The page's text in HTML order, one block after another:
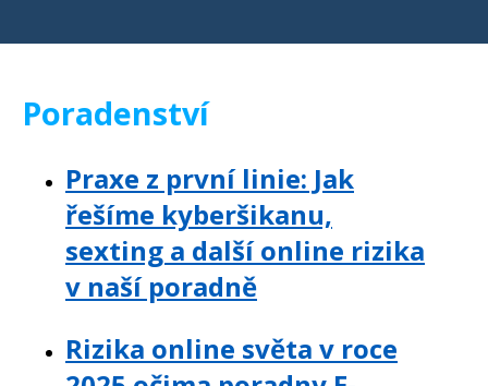
Poradenství
Praxe z první linie: Jak
řešíme kyberšikanu,
sexting a další online rizika
v naší poradně
Rizika online světa v roce